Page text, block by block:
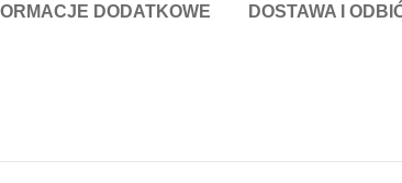
DODATKOWE DOSTAWA I